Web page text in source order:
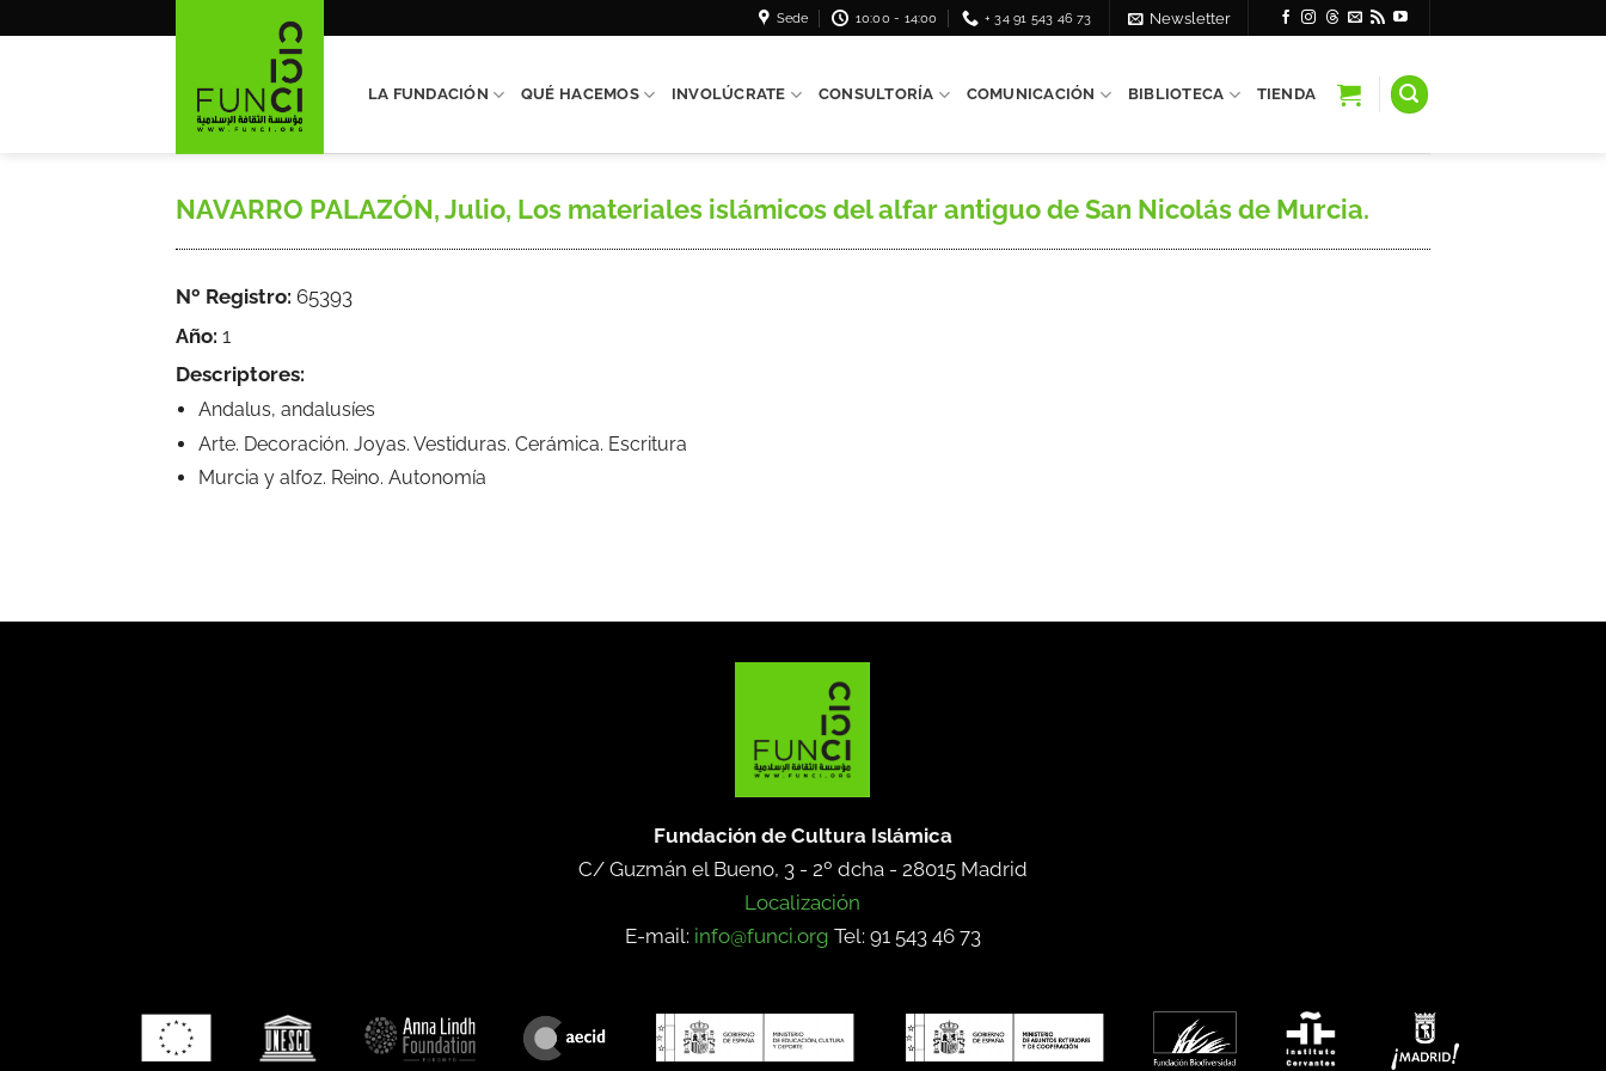
Sede 10:00 - 14:00 + 34 91 543 46 73 Newsletter
LA FUNDACIÓN QUÉ HACEMOS INVOLÚCRATE CONSULTORÍA COMUNICACIÓN BIBLIOTECA TIENDA
NAVARRO PALAZÓN, Julio, Los materiales islámicos del alfar antiguo de San Nicolás de Murcia.
Nº Registro: 65393
Año: 1
Descriptores:
Andalus, andalusíes
Arte. Decoración. Joyas. Vestiduras. Cerámica. Escritura
Murcia y alfoz. Reino. Autonomía
Fundación de Cultura Islámica
C/ Guzmán el Bueno, 3 - 2º dcha - 28015 Madrid
Localización
E-mail: info@funci.org Tel: 91 543 46 73